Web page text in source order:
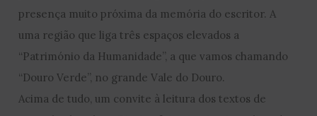
presença muito próxima da memória do escritor. A
uma região que liga três espaços elevados a
“Património da Humanidade”, a que vamos chamando
“Douro Verde”, no grande Vale do Douro.
Acima de tudo, um convite à leitura dos textos de